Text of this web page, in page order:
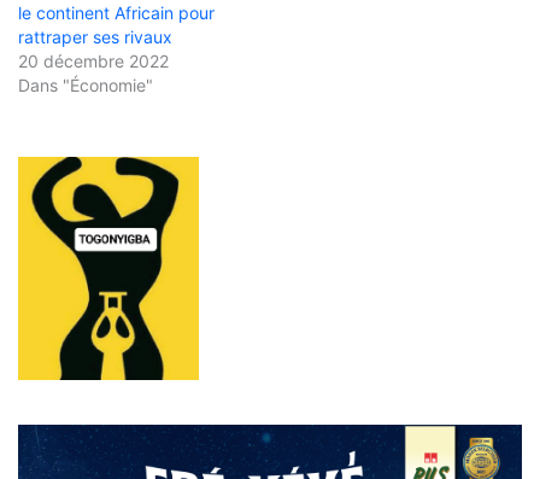
le continent Africain pour
rattraper ses rivaux
20 décembre 2022
Dans "Économie"